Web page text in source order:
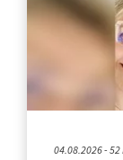
04.08.2026 - 52